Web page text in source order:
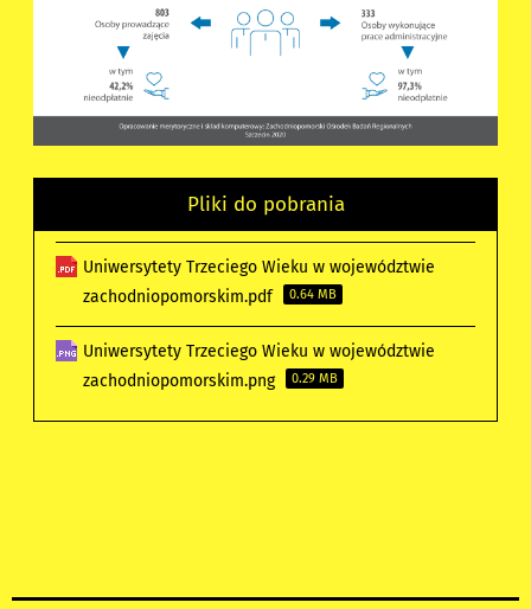
Pliki do pobrania
Uniwersytety Trzeciego Wieku w województwie
zachodniopomorskim.pdf
0.64 MB
Uniwersytety Trzeciego Wieku w województwie
zachodniopomorskim.png
0.29 MB